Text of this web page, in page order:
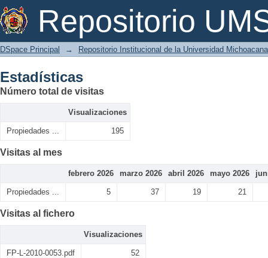
Repositorio
Estadísticas
DSpace Principal → Repositorio Institucional de la Universidad
Estadísticas
Número total de visitas
Visualizaciones
Propiedades ... 195
Visitas al mes
febrero 2026 marzo 2026 abril 2026 mayo 2026
Propiedades ... 5 37 19 21
Visitas al fichero
Visualizaciones
FP-L-2010-0053.pdf 52